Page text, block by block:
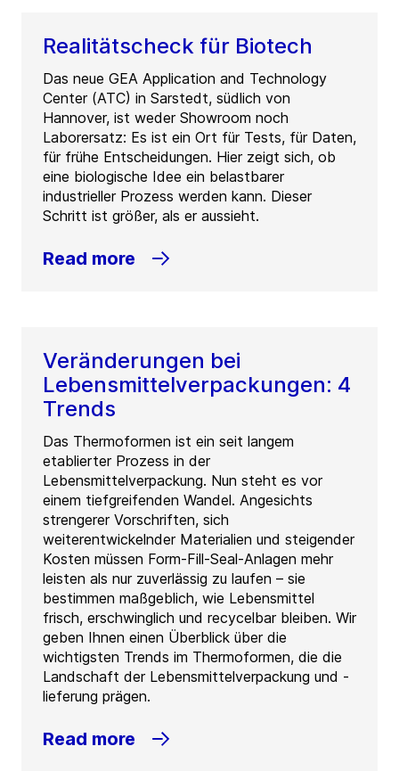
Realitätscheck für Biotech
Das neue GEA Application and Technology
Center (ATC) in Sarstedt, südlich von
Hannover, ist weder Showroom noch
Laborersatz: Es ist ein Ort für Tests, für Daten,
für frühe Entscheidungen. Hier zeigt sich, ob
eine biologische Idee ein belastbarer
industrieller Prozess werden kann. Dieser
Schritt ist größer, als er aussieht.
Read more
Veränderungen bei
Lebensmittelverpackungen: 4
Trends
Das Thermoformen ist ein seit langem
etablierter Prozess in der
Lebensmittelverpackung. Nun steht es vor
einem tiefgreifenden Wandel. Angesichts
strengerer Vorschriften, sich
weiterentwickelnder Materialien und steigender
Kosten müssen Form-Fill-Seal-Anlagen mehr
leisten als nur zuverlässig zu laufen – sie
bestimmen maßgeblich, wie Lebensmittel
frisch, erschwinglich und recycelbar bleiben. Wir
geben Ihnen einen Überblick über die
wichtigsten Trends im Thermoformen, die die
Landschaft der Lebensmittelverpackung und -
lieferung prägen.
Read more